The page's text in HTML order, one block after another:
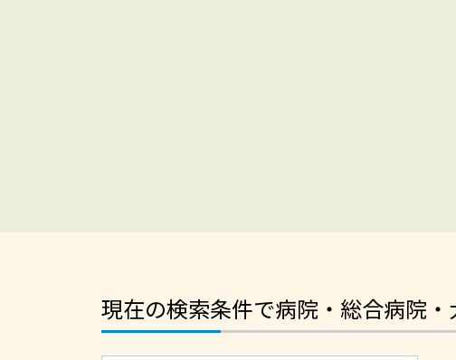
現在の検索条件で病院・総合病院